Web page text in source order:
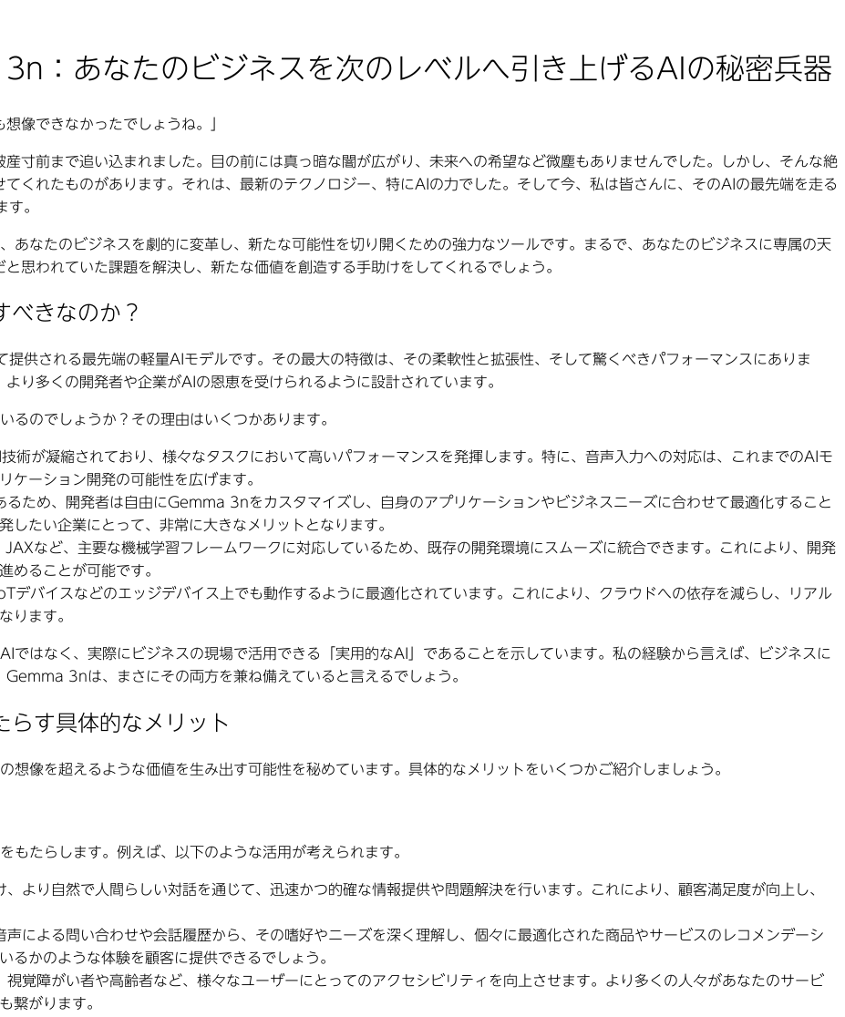
：あなたのビジネスを次のレベルへ引き上げるAIの秘密兵器
像できなかったでしょうね。」
寸前まで追い込まれました。目の前には真っ暗な闇が広がり、未来への希望など微塵もありませんでした。しかし、そんな絶
くれたものがあります。それは、最新のテクノロジー、特にAIの力でした。そして今、私は皆さんに、そのAIの最先端を走る
。
なたのビジネスを劇的に変革し、新たな可能性を切り開くための強力なツールです。まるで、あなたのビジネスに専属の天
思われていた課題を解決し、新たな価値を創造する手助けをしてくれるでしょう。
きなのか？
供される最先端の軽量AIモデルです。その最大の特徴は、その柔軟性と拡張性、そして驚くべきパフォーマンスにありま
り多くの開発者や企業がAIの恩恵を受けられるように設計されています。
のでしょうか？その理由はいくつかあります。
術が凝縮されており、様々なタスクにおいて高いパフォーマンスを発揮します。特に、音声入力への対応は、これまでのAIモ
ケーション開発の可能性を広げます。
るため、開発者は自由にGemma 3nをカスタマイズし、自身のアプリケーションやビジネスニーズに合わせて最適化すること
たい企業にとって、非常に大きなメリットとなります。
など、主要な機械学習フレームワークに対応しているため、既存の開発環境にスムーズに統合できます。これにより、開発
めることが可能です。
デバイスなどのエッジデバイス上でも動作するように最適化されています。これにより、クラウドへの依存を減らし、リアル
ります。
はなく、実際にビジネスの現場で活用できる「実用的なAI」であることを示しています。私の経験から言えば、ビジネスに
3nは、まさにその両方を兼ね備えていると言えるでしょう。
す具体的なメリット
像を超えるような価値を生み出す可能性を秘めています。具体的なメリットをいくつかご紹介しましょう。
たらします。例えば、以下のような活用が考えられます。
より自然で人間らしい対話を通じて、迅速かつ的確な情報提供や問題解決を行います。これにより、顧客満足度が向上し、
声による問い合わせや会話履歴から、その嗜好やニーズを深く理解し、個々に最適化された商品やサービスのレコメンデーシ
るかのような体験を顧客に提供できるでしょう。
視覚障がい者や高齢者など、様々なユーザーにとってのアクセシビリティを向上させます。より多くの人々があなたのサービ
繋がります。